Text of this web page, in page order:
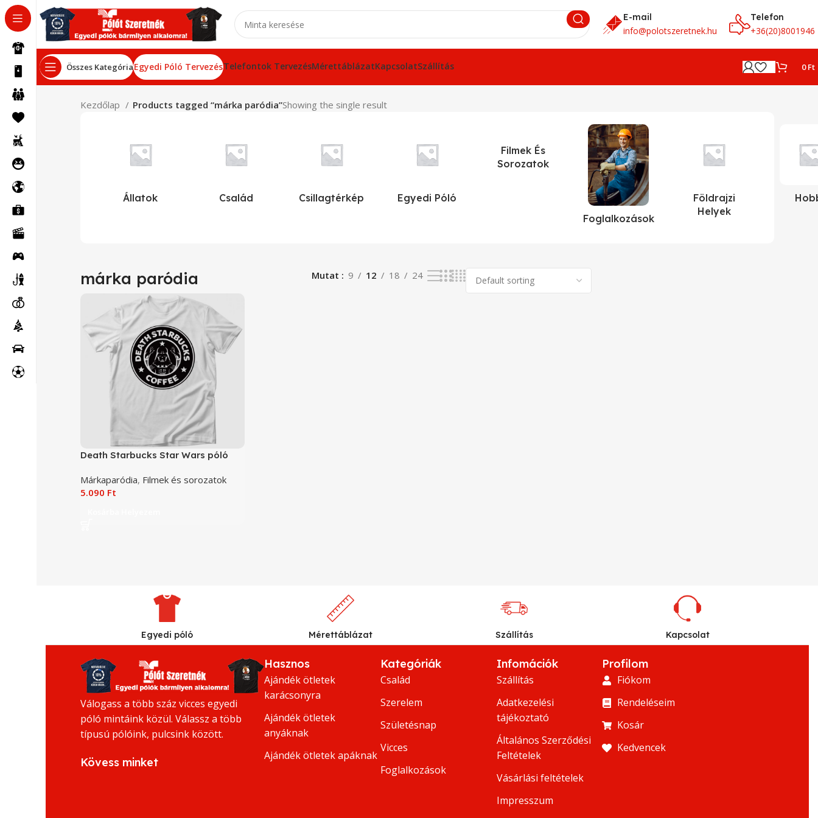
E-mail
info@polotszeretnek.hu
Telefon
+36(20)8001946
Összes KategóriaEgyedi Póló TervezésTelefontok TervezésMérettáblázatKapcsolatSzállítás 0Ft
Kezdőlap Products tagged “márka paródia”Showing the single result
Állatok Család Csillagtérkép Egyedi Póló
Filmek És
Sorozatok
Foglalkozások
Földrajzi
Helyek
márka paródia Mutat 9 12 18 24
Death Starbucks Star Wars póló
Márkaparódia, Filmek és sorozatok
5.090 Ft
Egyedi póló Mérettáblázat Szállítás Kapcsolat
Válogass a több száz vicces egyedi
póló mintáink közül. Válassz a több
típusú pólóink, pulcsink között.
Kövess minket
Hasznos
Ajándék ötletek
karácsonyra
Ajándék ötletek
anyáknak
Ajándék ötletek apáknak
Kategóriák
Család
Szerelem
Születésnap
Vicces
Foglalkozások
Infomációk
Szállítás
Adatkezelési
tájékoztató
Általános Szerződési
Feltételek
Vásárlási feltételek
Impresszum
Profilom
Fiókom
Rendeléseim
Kosár
Kedvencek